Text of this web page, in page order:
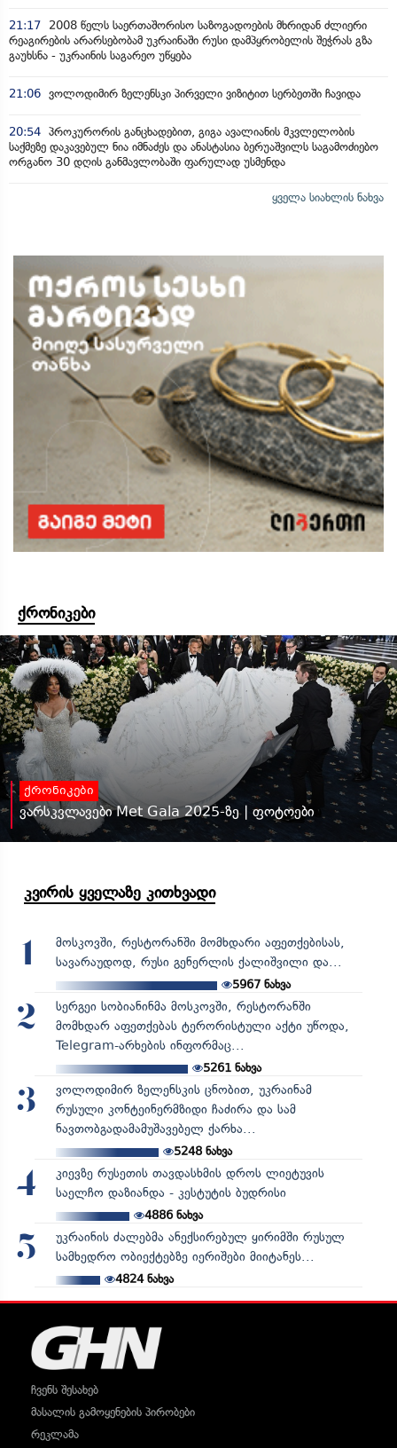
21:17
2008 წელს საერთაშორისო საზოგადოების მხრიდან ძლიერი
რეაგირების არარსებობამ უკრაინაში რუსი დამპყრობელის შეჭრას გზა
გაუხსნა - უკრაინის საგარეო უწყება
21:06 ვოლოდიმირ ზელენსკი პირველი ვიზიტით სერბეთში ჩავიდა
20:54 პროკურორის განცხადებით, გიგა ავალიანის მკვლელობის
საქმეზე დაკავებულ ნია იმნაძეს და ანასტასია ბერუაშვილს საგამოძიებო
ორგანო 30 დღის განმავლობაში ფარულად უსმენდა
ყველა სიახლის ნახვა
ქრონიკები
ქრონიკები
ვარსკვლავები Met Gala 2025-ზე | ფოტოები
კვირის ყველაზე კითხვადი
1
მოსკოვში, რესტორანში მომხდარი აფეთქებისას,
სავარაუდოდ, რუსი გენერლის ქალიშვილი და...
5967 ნახვა
2
სერგეი სობიანინმა მოსკოვში, რესტორანში
მომხდარ აფეთქებას ტერორისტული აქტი უწოდა,
Telegram-არხების ინფორმაც...
5261ნახვა
3
ვოლოდიმირ ზელენსკის ცნობით, უკრაინამ
რუსული კონტეინერმზიდი ჩაძირა და სამ
ნავთობგადამამუშავებელ ქარხა...
5248ნახვა
4
კიევზე რუსეთის თავდასხმის დროს ლიეტუვის
საელჩო დაზიანდა - კესტუტის ბუდრისი
4886ნახვა
5
უკრაინის ძალებმა ანექსირებულ ყირიმში რუსულ
სამხედრო ობიექტებზე იერიშები მიიტანეს...
4824ნახვა
ჩვენს შესახებ
მასალის გამოყენების პირობები
რეკლამა